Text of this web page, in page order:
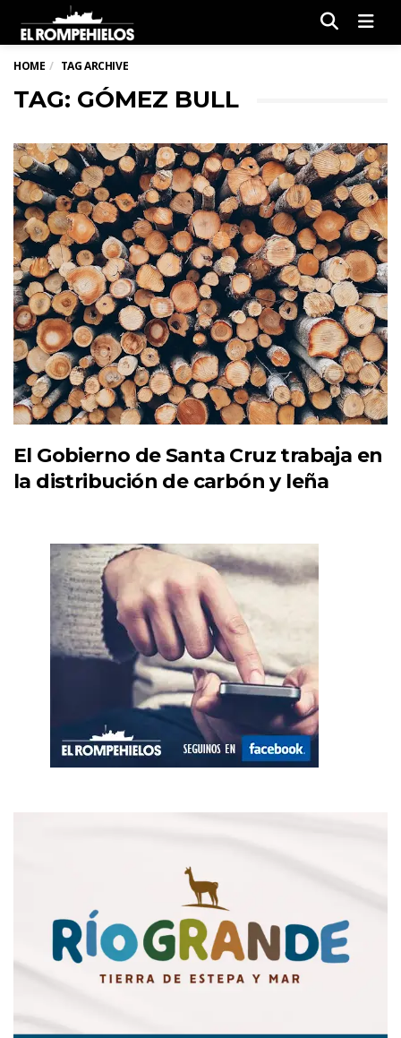
HOME TAG ARCHIVE
TAG: GÓMEZ BULL
El Gobierno de Santa Cruz trabaja en
la distribución de carbón y leña